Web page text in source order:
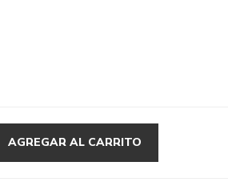
AGREGAR AL CARRITO